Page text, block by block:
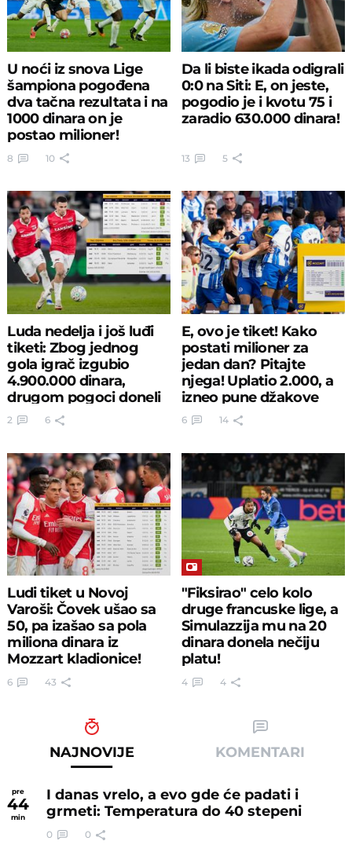
U noći iz snova Lige
šampiona pogođena
dva tačna rezultata i na
1000 dinara on je
postao milioner!
8 10
Da li biste ikada odigrali
0:0 na Siti: E, on jeste,
pogodio je i kvotu 75 i
zaradio 630.000 dinara!
13 5
Luda nedelja i još luđi
tiketi: Zbog jednog
gola igrač izgubio
4.900.000 dinara,
drugom pogoci doneli
430.000!
2 6
E, ovo je tiket! Kako
postati milioner za
jedan dan? Pitajte
njega! Uplatio 2.000, a
izneo pune džakove
para
6 14
Ludi tiket u Novoj
Varoši: Čovek ušao sa
50, pa izašao sa pola
miliona dinara iz
Mozzart kladionice!
6 43
"Fiksirao" celo kolo
druge francuske lige, a
Simulazzija mu na 20
dinara donela nečiju
platu!
4 4
NAJNOVIJE KOMENTARI
pre
44
min
I danas vrelo, a evo gde će padati i
grmeti: Temperatura do 40 stepeni
0 0